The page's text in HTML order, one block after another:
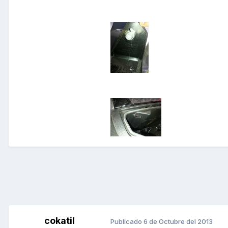
cokatil Publicado 6 de Octubre del 2013